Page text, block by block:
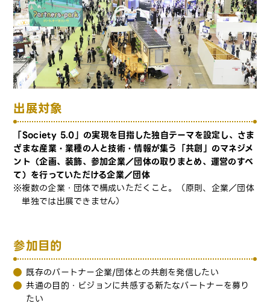
出展対象
「Society 5.0」の実現を目指した独自テーマを設定し、さま
ざまな産業・業種の人と技術・情報が集う「共創」のマネジメ
ント（企画、装飾、参加企業／団体の取りまとめ、運営のすべ
て）を行っていただける企業／団体
複数の企業・団体で構成いただくこと。（原則、企業／団体
単独では出展できません）
参加目的
既存のパートナー企業/団体との共創を発信したい
共通の目的・ビジョンに共感する新たなパートナーを募り
たい